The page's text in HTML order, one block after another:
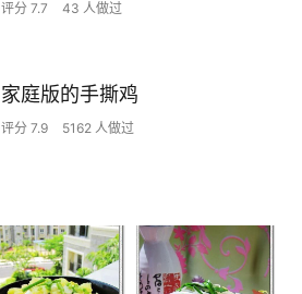
评分 7.7 43 人做过
家庭版的手撕鸡
评分 7.9 5162 人做过